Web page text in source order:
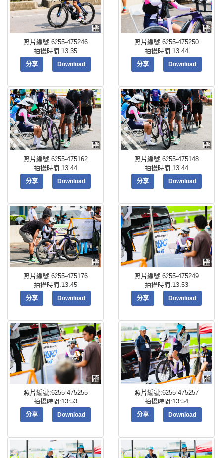
照片編號:6255-475246
拍攝時間:13:35
分享 Download
照片編號:6255-475250
拍攝時間:13:44
分享 Download
照片編號:6255-475162
拍攝時間:13:44
分享 Download
照片編號:6255-475148
拍攝時間:13:44
分享 Download
照片編號:6255-475176
拍攝時間:13:45
分享 Download
照片編號:6255-475249
拍攝時間:13:53
分享 Download
照片編號:6255-475255
拍攝時間:13:53
分享 Download
照片編號:6255-475257
拍攝時間:13:54
分享 Download